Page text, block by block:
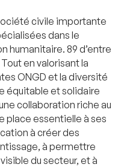
civile importante
dans le
humanitaire. 89 d’entre
en valorisant la
ONGD et la diversité
équitable et solidaire
collaboration riche au
place essentielle à ses
à créer des
à permettre
du secteur, et à